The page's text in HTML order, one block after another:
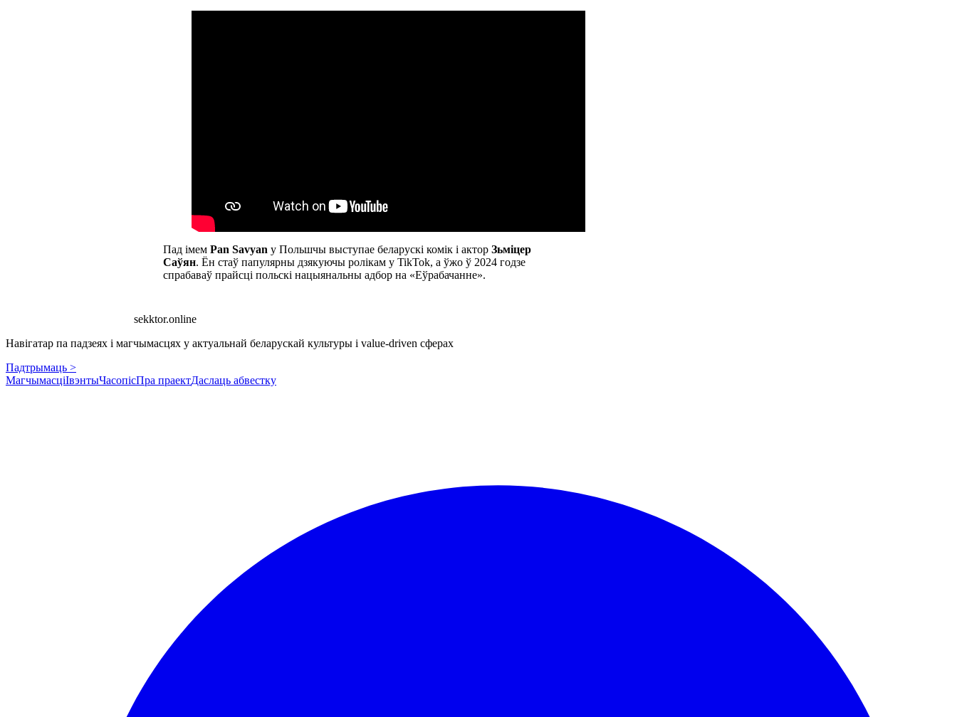
Пад імемPan Savyan у Польшчы выступае беларускі комік і акторЗьміцер
Саўян. Ён стаў папулярны дзякуючы ролікам у TikTok, а ўжо ў 2024 годзе
спрабаваў прайсці польскі нацыянальны адбор на «Еўрабачанне».
sekktor.online
Навігатар па падзеях і магчымасцях у актуальнай беларускай культуры і value-driven сферах
Падтрымаць >
МагчымасціІвэнтыЧасопісПра праектДаслаць абвестку